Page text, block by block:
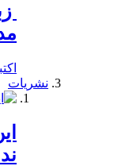
اکتبر
نشریات